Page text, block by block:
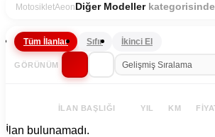
MotosikletAeon Diğer Modellerkategorisinde
Tüm İlanlar Sıfır İkinci El
GÖRÜNÜM
İLAN BAŞLIĞI YIL KM
İlan bulunamadı.